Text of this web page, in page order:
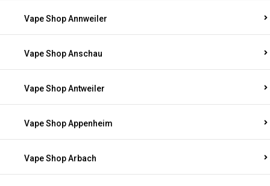
Vape Shop Annweiler
Vape Shop Anschau
Vape Shop Antweiler
Vape Shop Appenheim
Vape Shop Arbach